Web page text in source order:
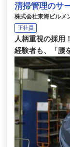
清掃管理のサ
株式会社東海ビルメ
正社員
人柄重視の採用
経験者も、「腰